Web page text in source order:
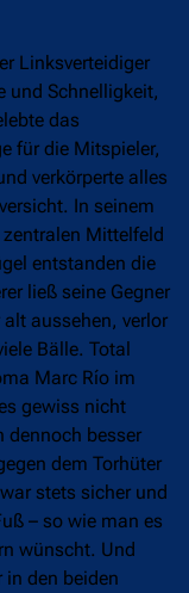
Linksverteidiger
und Schnelligkeit,
das
für die Mitspieler,
verkörperte alles
In seinem
Mittelfeld
entstanden die
ließ seine Gegner
aussehen, verlor
Bälle. Total
Marc Río im
gewiss nicht
dennoch besser
dem Torhüter
stets sicher und
– so wie man es
wünscht. Und
in den beiden